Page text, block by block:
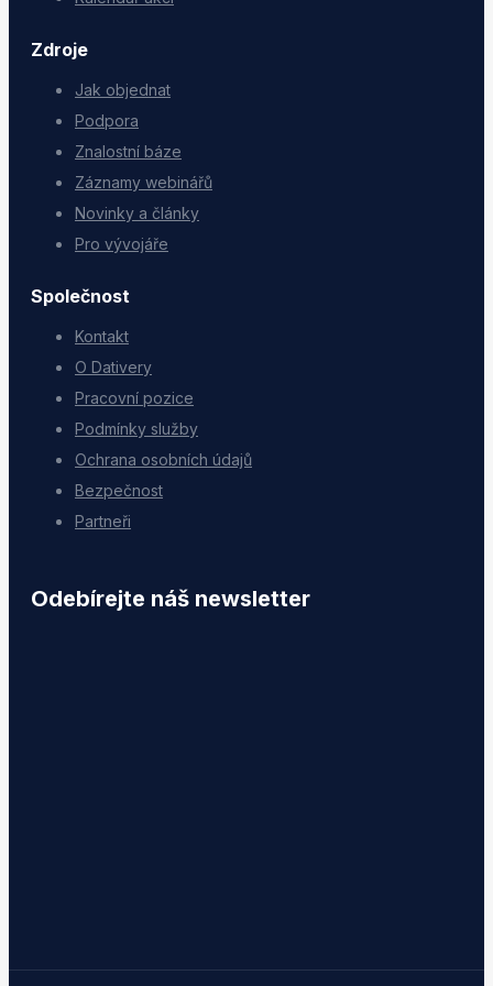
Zdroje
Jak objednat
Podpora
Znalostní báze
Záznamy webinářů
Novinky a články
Pro vývojáře
Společnost
Kontakt
O Dativery
Pracovní pozice
Podmínky služby
Ochrana osobních údajů
Bezpečnost
Partneři
Odebírejte náš newsletter